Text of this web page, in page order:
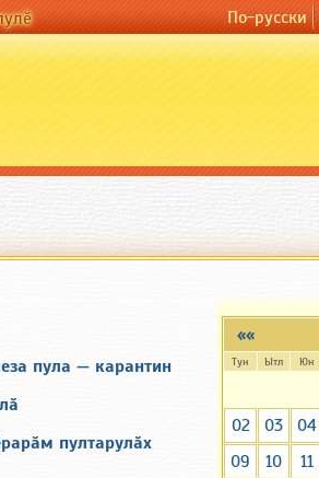
По-русски
««
Тун Ытл Юн
02
03 04
09
10 11
пула — карантин
пултарулӑх